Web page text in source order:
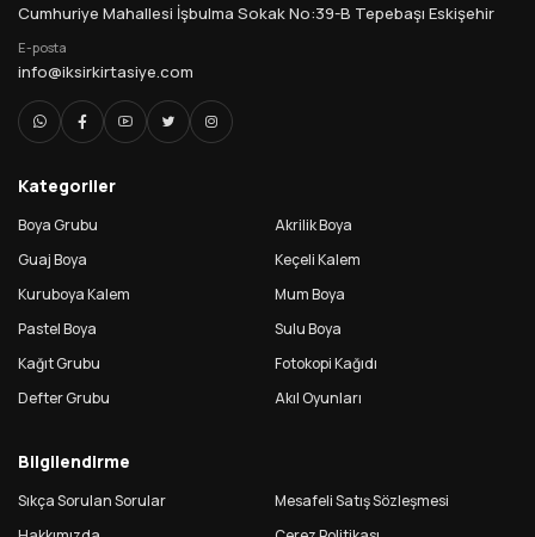
Cumhuriye Mahallesi İşbulma Sokak No:39-B Tepebaşı Eskişehir
E-posta
info@iksirkirtasiye.com
Kategoriler
Boya Grubu
Akrilik Boya
Guaj Boya
Keçeli Kalem
Kuruboya Kalem
Mum Boya
Pastel Boya
Sulu Boya
Kağıt Grubu
Fotokopi Kağıdı
Defter Grubu
Akıl Oyunları
Bilgilendirme
Sıkça Sorulan Sorular
Mesafeli Satış Sözleşmesi